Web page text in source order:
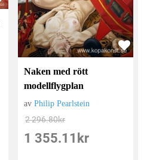
Naken med rött
modellflygplan
avPhilip Pearlstein
2 296.80kr
1 355.11 kr